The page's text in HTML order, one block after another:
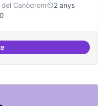
Canòdrom
2 anys
0
estable de migració al